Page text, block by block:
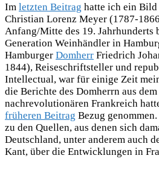
Im letzten Beitrag hatte ich ein Bild
Christian Lorenz Meyer (1787-
Anfang/Mitte des 19. Jahrhunderts
Generation Weinhändler in
Hamburger Domherr Friedrich
1844), Reiseschriftsteller und
Intellectual, war für einige Zeit
die Berichte des Domherrn aus
nachrevolutionären Frankreich
früheren Beitrag Bezug
zu den Quellen, aus denen sich
Deutschland, unter anderem auch
Kant, über die Entwicklungen in